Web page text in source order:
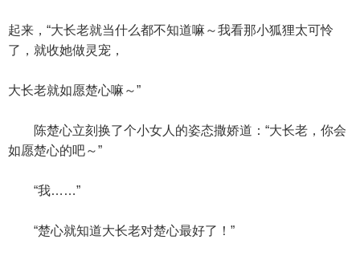
起来，“大长老就当什么都不知道嘛～我看那小狐狸太可怜
了，就收她做灵宠，
大长老就如愿楚心嘛～”
陈楚心立刻换了个小女人的姿态撒娇道：“大长老，你会
如愿楚心的吧～”
“我……”
“楚心就知道大长老对楚心最好了！”